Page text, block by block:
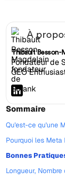
À
Thibault Besson-
Fondateur de
GEO
Sommaire
Qu'est-ce qu'une
Pourquoi les Meta
Bonnes
Longueur,